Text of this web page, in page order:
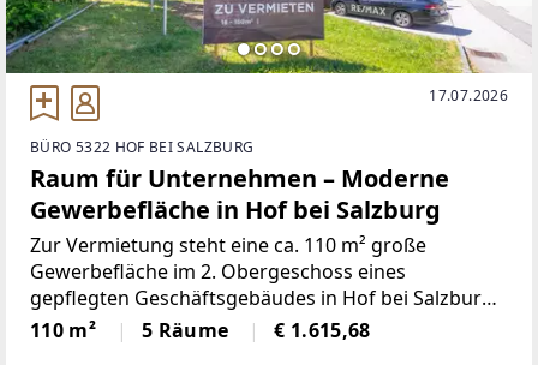
17.07.2026
BÜRO 5322 HOF BEI SALZBURG
Raum für Unternehmen – Moderne
Gewerbefläche in Hof bei Salzburg
Zur Vermietung steht eine ca. 110 m² große
Gewerbefläche im 2. Obergeschoss eines
gepflegten Geschäftsgebäudes in Hof bei Salzburg.
Die Räumlichkeiten eignen sich ideal als Büro,
Kanzlei, Praxis oder für Unternehmen aus den
110 m² 5 Räume € 1.615,68